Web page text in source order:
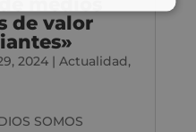
de valor
2024| Actualidad,
SOMOS